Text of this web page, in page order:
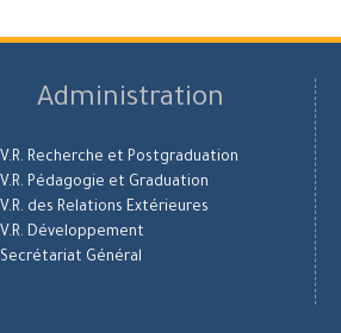
Administration
V.R. Recherche et Postgraduation
V.R. Pédagogie et Graduation
V.R. des Relations Extérieures
V.R. Développement
Secrétariat Général